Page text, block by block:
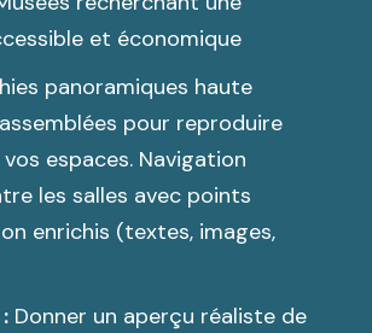
et économique
panoramiques haute
pour reproduire
espaces. Navigation
les salles avec points
enrichis (textes, images,
Donner un aperçu réaliste de